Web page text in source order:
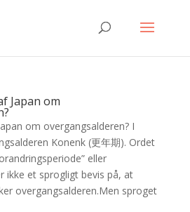
Japan om
om overgangsalderen? I
Konenk (更年期). Ordet
eller
ikke et sprogligt bevis på, at
overgangsalderen.Men sproget